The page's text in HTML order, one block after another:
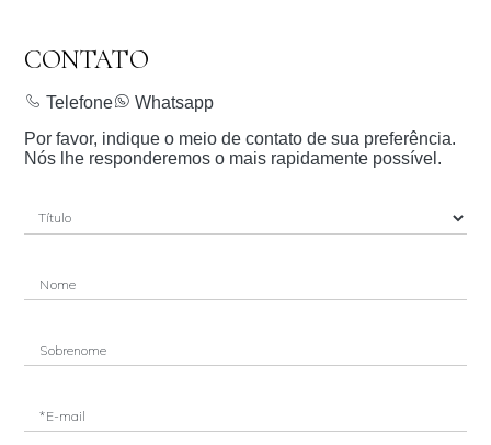
CONTATO
Telefone
Whatsapp
Por favor, indique o meio de contato de sua preferência.
Nós lhe responderemos o mais rapidamente possível.
Nome
Sobrenome
*E-mail